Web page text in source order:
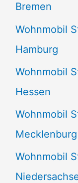
Bremen
Wohnmobil
Hamburg
Wohnmobil
Hessen
Wohnmobil
Mecklenburg
Wohnmobil